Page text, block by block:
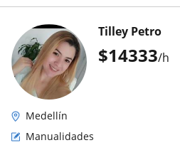
$14333/h
Tilley Petro
Medellín
Manualidades